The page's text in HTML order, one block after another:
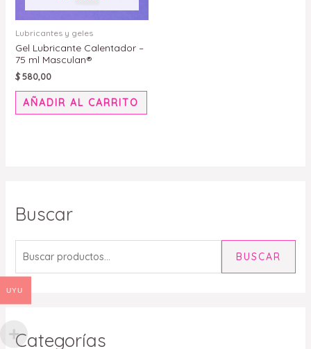
Buscar
BUSCAR
Categorías
Lubricantes y geles
Gel Lubricante Calentador –
75 ml Masculan®
$580,00
AÑADIR AL CARRITO
UYU